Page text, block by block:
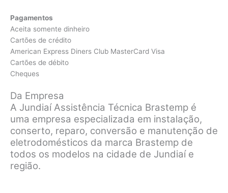
Pagamentos
Aceita somente dinheiro
Cartões de crédito
American Express Diners Club MasterCard Visa
Cartões de débito
Cheques
Da Empresa
A Jundiaí Assistência Técnica Brastemp é
uma empresa especializada em instalação,
conserto, reparo, conversão e manutenção de
eletrodomésticos da marca Brastemp de
todos os modelos na cidade de Jundiaí e
região.